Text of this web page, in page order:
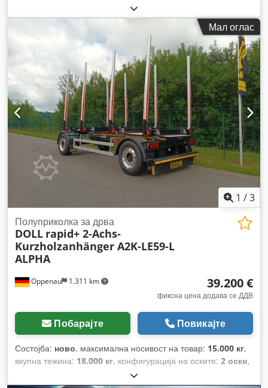
Мал оглас
1 /3
Oppenau 1.311 km
Полуприколка за дрва
DOLL rapid+ 2-Achs-
Kurzholzanhänger A2K-LE59-L
ALPHA
39.200 €
фиксна цена додава се ДДВ
Побарајте Повикајте
Состојба: ново, максимална носивост на товар: 15.000 кг,
вкупна тежина: 18.000 кг, конфигурација на оските: 2 оски,
должина на товарниот простор: